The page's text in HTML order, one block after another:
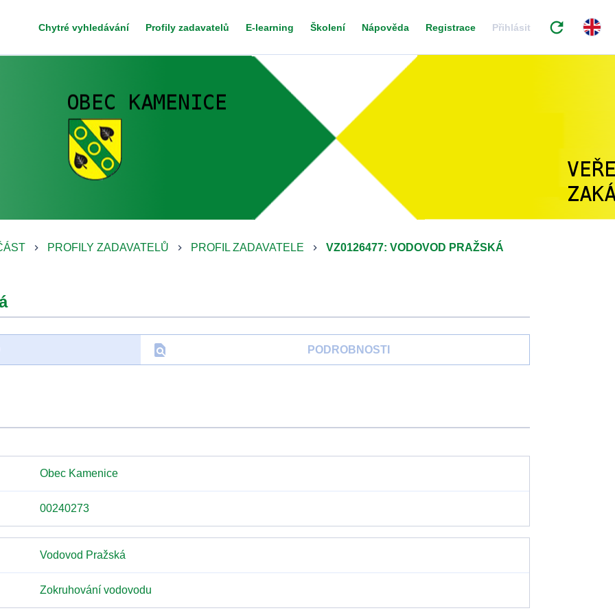
Chytré vyhledávání Profily zadavatelů E-learning Školení Nápověda Registrace Přihlásit refresh
keyboard_arrow_right PROFILY ZADAVATELŮ keyboard_arrow_right PROFIL ZADAVATELE keyboard_arrow_right VZ0126477: VODOVOD PRAŽSKÁ
find_in_page PODROBNOSTI
Obec Kamenice
00240273
Vodovod Pražská
Zokruhování vodovodu